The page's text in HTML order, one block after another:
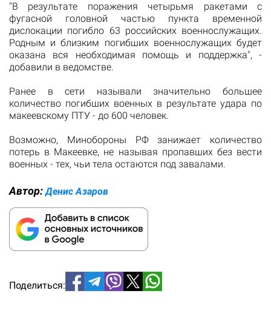
"В результате поражения четырьмя ракетами с
фугасной головной частью пункта временной
дислокации погибло 63 российских военнослужащих.
Родным и близким погибших военнослужащих будет
оказана вся необходимая помощь и поддержка", -
добавили в ведомстве.
Ранее в сети называли значительно большее
количество погибших военных в результате удара по
макеевскому ПТУ - до 600 человек.
Возможно, Минобороны РФ занижает количество
потерь в Макеевке, не называя пропавших без вести
военных - тех, чьи тела остаются под завалами.
Автор:Денис Азаров
Поделиться: